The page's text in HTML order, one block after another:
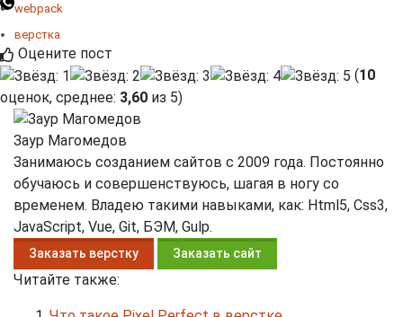
webpack
верстка
Оцените пост
(10
оценок, среднее: 3,60 из 5)
Заур Магомедов
Занимаюсь созданием сайтов с 2009 года. Постоянно
обучаюсь и совершенствуюсь, шагая в ногу со
временем. Владею такими навыками, как: Html5, Css3,
JavaScript, Vue, Git, БЭМ, Gulp.
Заказать верстку Заказать сайт
Читайте также: